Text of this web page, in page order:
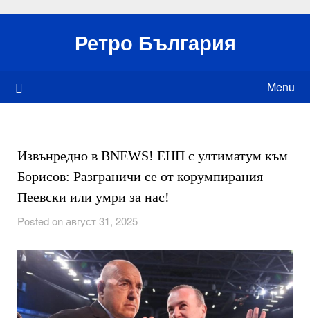
Ретро България
Menu
Извънредно в BNEWS! ЕНП с ултиматум към
Борисов: Разграничи се от корумпирания
Пеевски или умри за нас!
Posted on август 31, 2025